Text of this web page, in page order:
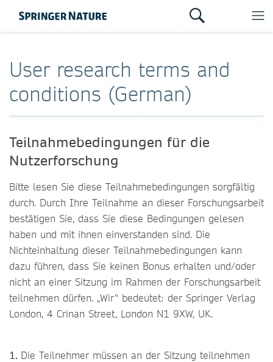
User research terms and
conditions (German)
Teilnahmebedingungen für die
Nutzerforschung
Bitte lesen Sie diese Teilnahmebedingungen sorgfältig
durch. Durch Ihre Teilnahme an dieser Forschungsarbeit
bestätigen Sie, dass Sie diese Bedingungen gelesen
haben und mit ihnen einverstanden sind. Die
Nichteinhaltung dieser Teilnahmebedingungen kann
dazu führen, dass Sie keinen Bonus erhalten und/oder
nicht an einer Sitzung im Rahmen der Forschungsarbeit
teilnehmen dürfen. „Wir“ bedeutet: der Springer Verlag
London, 4 Crinan Street, London N1 9XW, UK.
1. Die Teilnehmer müssen an der Sitzung teilnehmen